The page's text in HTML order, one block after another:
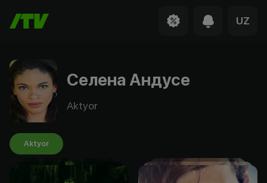
UZ
Селена Андусе
Aktyor
Aktyor